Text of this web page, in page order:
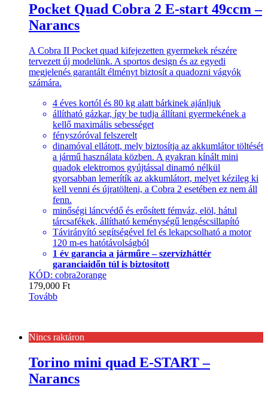
Pocket Quad Cobra 2 E-start 49ccm –
Narancs
A Cobra II Pocket quad kifejezetten gyermekek részére
tervezett új modelünk. A sportos design és az egyedi
megjelenés garantált élményt biztosít a quadozni vágyók
számára.
4 éves kortól és 80 kg alatt bárkinek ajánljuk
állítható gázkar, így be tudja állítani gyermekének a
kellő maximális sebességet
fényszóróval felszerelt
dinamóval ellátott, mely biztosítja az akkumlátor töltését
a jármű használata közben. A gyakran kínált mini
quadok elektromos gyújtással dinamó nélkül
gyorsabban lemerítík az akkumlátort, melyet kézileg ki
kell venni és újratölteni, a Cobra 2 esetében ez nem áll
fenn.
minőségi láncvédő és erősített fémváz, elöl, hátul
tárcsafékek, állítható keménységű lengéscsillapító
Távirányító segítségével fel és lekapcsolható a motor
120 m-es hatótávolságból
1 év garancia a járműre – szervízháttér
garanciaidőn túl is biztosított
KÓD: cobra2orange
179,000 Ft
Tovább
Nincs raktáron
Torino mini quad E-START –
Narancs